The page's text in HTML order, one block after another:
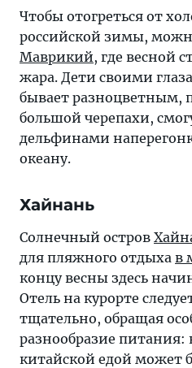
Чтобы отогреться от
российской зимы,
Маврикий, где весной
жара. Дети своими
бывает разноцветным,
большой черепахи,
дельфинами
океану.
Хайнань
Солнечный остров
для пляжного отдыха в
концу весны здесь
Отель на курорте
тщательно, обращая
разнообразие питания:
китайской едой может